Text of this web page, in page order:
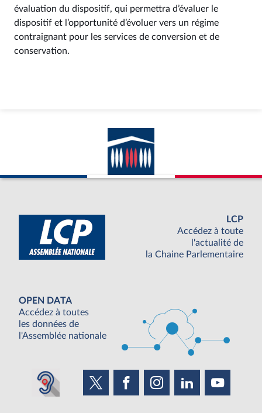
évaluation du dispositif, qui permettra d’évaluer le
dispositif et l’opportunité d’évoluer vers un régime
contraignant pour les services de conversion et de
conservation.
LCP
Accédez à toute
l'actualité de
la Chaine Parlementaire
OPEN DATA
Accédez à toutes
les données de
l'Assemblée nationale